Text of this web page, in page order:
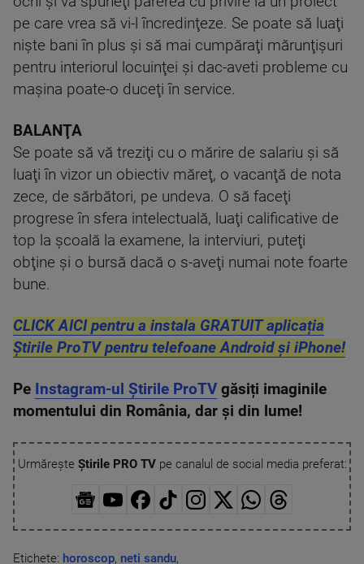
pe care vrea să vi-l încredinţeze. Se poate să luaţi
nişte bani în plus şi să mai cumpăraţi mărunţişuri
pentru interiorul locuinţei şi dac-aveti probleme cu
maşina poate-o duceţi în service.
BALANŢA
Se poate să vă treziţi cu o mărire de salariu şi să
luaţi în vizor un obiectiv măreţ, o vacanţă de nota
zece, de sărbători, pe undeva. O să faceţi
progrese în sfera intelectuală, luaţi calificative de
top la şcoală la examene, la interviuri, puteţi
obţine şi o bursă dacă o s-aveţi numai note foarte
bune.
CLICK AICI pentru a instala GRATUIT aplicația
Știrile ProTV pentru telefoane Android și iPhone!
Pe Instagram-ul Știrile ProTV găsiți imaginile
momentului din România, dar și din lume!
Urmărește Știrile PRO TVpe canalul de social media preferat:
Etichete: horoscop, neti sandu,